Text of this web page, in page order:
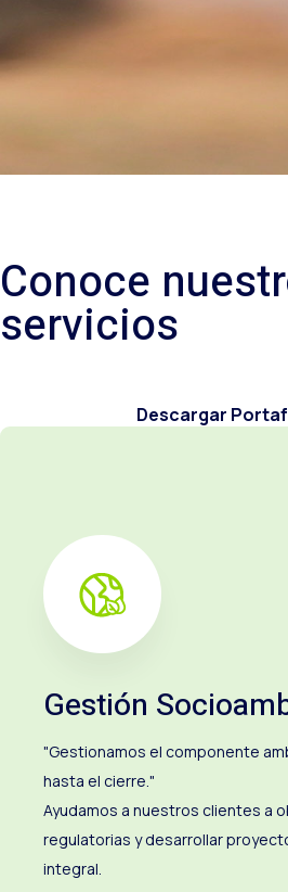
Conoce
servicios
Descargar
Gestión
"Gestionamos el componente
hasta el cierre."
Ayudamos a nuestros clientes a
regulatorias y desarrollar
integral.